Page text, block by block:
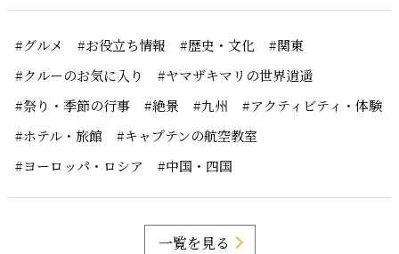
#グルメ #お役立ち情報 #歴史・文化
#関東
#クルーのお気に入り
#ヤマザキマリの世界逍遥
#祭り・季節の行事
#絶景 #九州
#アクティビティ・体験
#ホテル・旅館
#キャプテンの航空教室
#ヨーロッパ・ロシア
#中国・四国
一覧を見る